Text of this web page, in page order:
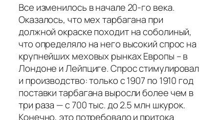
Все изменилось в начале 20-го века.
Оказалось, что мех тарбагана при
должной окраске походит на соболиный,
что определяло на него высокий спрос на
крупнейших меховых рынках Европы – в
Лондоне и Лейпциге. Спрос стимулировал
и производство: только с 1907 по 1910 год
поставки тарбагана выросли более чем в
три раза — с 700 тыс. до 2.5 млн шкурок.
Конечно, это потребовало и притока